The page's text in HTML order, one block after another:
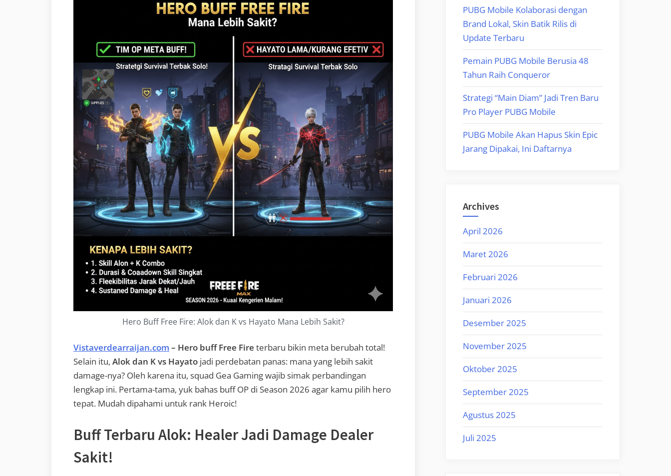
Hero Buff Free Fire: Alok dan K vs Hayato Mana Lebih Sakit?
Vistaverdearraijan.com – Hero buff Free Fire terbaru bikin meta berubah total!
Selain itu, Alok dan K vs Hayato jadi perdebatan panas: mana yang lebih sakit
damage-nya? Oleh karena itu, squad Gea Gaming wajib simak perbandingan
lengkap ini. Pertama-tama, yuk bahas buff OP di Season 2026 agar kamu pilih hero
tepat. Mudah dipahami untuk rank Heroic!
Buff Terbaru Alok: Healer Jadi Damage Dealer
Sakit!
PUBG Mobile Kolaborasi dengan
Brand Lokal, Skin Batik Rilis di
Update Terbaru
Pemain PUBG Mobile Berusia 48
Tahun Raih Conqueror
Strategi “Main Diam” Jadi Tren Baru
Pro Player PUBG Mobile
PUBG Mobile Akan Hapus Skin Epic
Jarang Dipakai, Ini Daftarnya
Archives
April 2026
Maret 2026
Februari 2026
Januari 2026
Desember 2025
November 2025
Oktober 2025
September 2025
Agustus 2025
Juli 2025